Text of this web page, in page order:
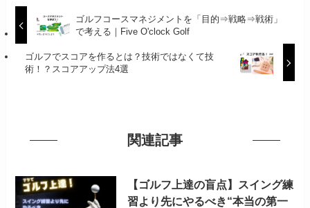
ゴルフコースマネジメントを「目的⇒戦略⇒戦術」
で考える｜Five O'clock Golf
ゴルフでスコアを作るとは？技術ではなくて技
術！？スコアアップ法4選
関連記事
【ゴルフ上達の盲点】スイング練
習より先にやるべき“本当の第一